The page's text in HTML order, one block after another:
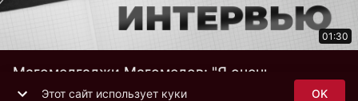
01:30
Магомедгаджи Магомедов: "Я очень
эмоциональный человек"
Этот сайт использует куки OK